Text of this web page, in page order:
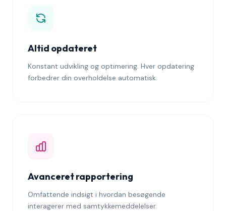
Altid opdateret
Konstant udvikling og optimering. Hver opdatering
forbedrer din overholdelse automatisk.
Avanceret rapportering
Omfattende indsigt i hvordan besøgende
interagerer med samtykkemeddelelser.